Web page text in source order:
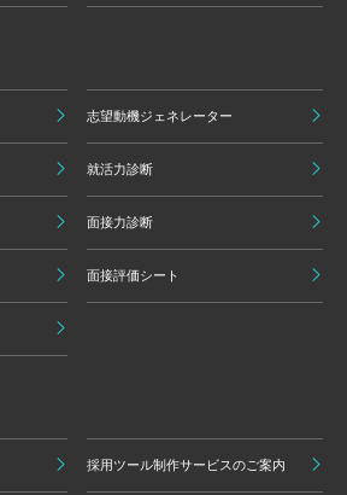
志望動機ジェネレーター
就活力診断
面接力診断
面接評価シート
採用ツール制作サービスのご案内